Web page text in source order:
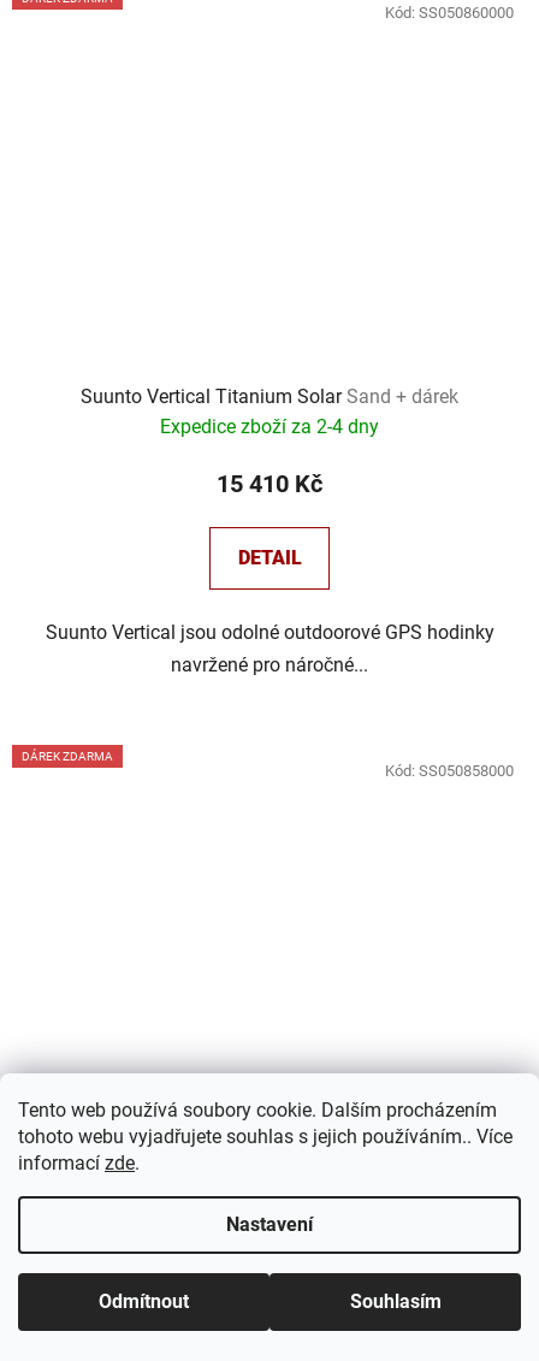
Tento web používá soubory cookie. Dalším procházením
tohoto webu vyjadřujete souhlas s jejich používáním.. Více
informací zde.
Nastavení
Odmítnout Souhlasím
Suunto Vertical Titanium SolarSand + dárek
Expedice zboží za 2-4 dny
15 410 Kč
DETAIL
Suunto Vertical jsou odolné outdoorové GPS hodinky
navržené pro náročné...
Kód: SS050860000
DÁREK ZDARMA
Suunto Vertical Titanium Solar
Kód: SS050858000